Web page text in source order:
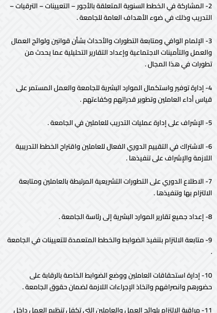
2- المشاركة في الخطط السنوية المتعلقة بالأجور – التعيينات – الترقيات –
التدريب وذلك في ضوء الأهداف العامة للجامعة .
3- الإلمام الوافي ومتابعة التطورات والأحداث بشأن قوانين ولوائح العمال
والعمل والتأمينات الاجتماعية وإعداد التقارير التحليلية عما يحدث من
تطورات في هذا المجال .
4- إدارة توفير واستكمال الموارد البشرية للجامعة والعمل المستمر على
قياس أداء العاملين وتطوير قدراتهم وكفاءتهم .
5- الإشراف على إدارة عمليات التدريب للعاملين في الجامعة .
6- الاشتراك في التقييم الدوري الفعال للعاملين واقتراح الخطط التدريبية
اللازمة والإشراف على تنفيذها .
7- الاطلاع الدوري على التطورات التشريعية المرتبطة بالعاملين ومتابعة
الالتزام بها وتنفيذها .
8- إعداد جميع تقارير الموارد البشرية إلى رئاسة الجامعة .
9- متابعة الالتزام بتنفيذ الضوابط والخطط المتعمدة للتعيينات في الجامعة
.
10- إدارة استحقاقات العاملين ووضع الضوابط الخاصة بالرقابة على
حضورهم وانصرافهم واتخاذ الإجراءات اللازمة لضمان حقوق الجامعة .
11- مراقبة الالتزام بلوائح العمل والعاملين التي تكفل تنظيم العمل داخل